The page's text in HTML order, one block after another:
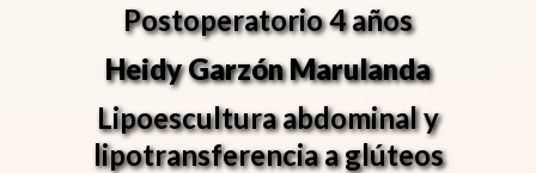
Postoperatorio 4 años
Heidy Garzón Marulanda
Lipoescultura abdominal y
lipotransferencia a glúteos